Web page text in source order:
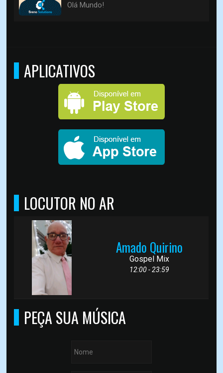
Olá Mundo!
APLICATIVOS
LOCUTOR NO AR
Amado Quirino
Gospel Mix
12:00 - 23:59
PEÇA SUA MÚSICA